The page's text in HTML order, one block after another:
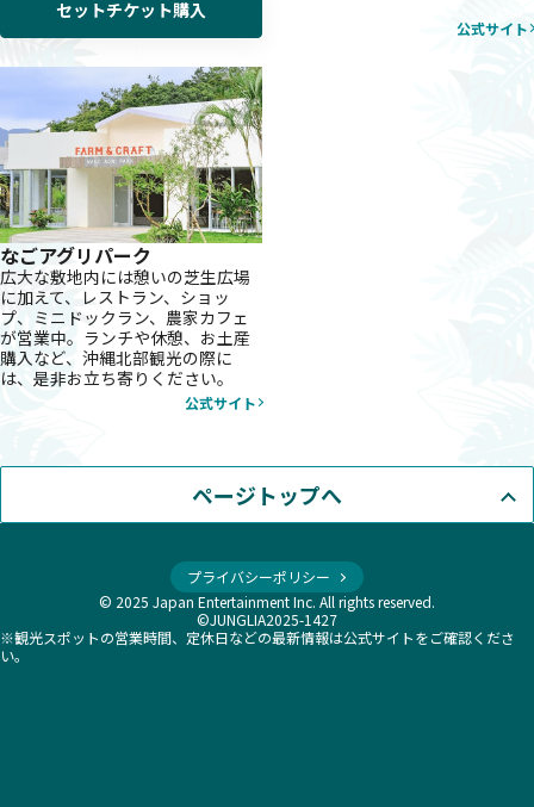
セットチケット購入
公式サイト
なごアグリパーク
広大な敷地内には憩いの芝生広場
に加えて、レストラン、ショッ
プ、ミニドックラン、農家カフェ
が営業中。ランチや休憩、お土産
購入など、沖縄北部観光の際に
は、是非お立ち寄りください。
公式サイト
ページトップへ
プライバシーポリシー
© 2025 Japan Entertainment Inc. All rights reserved.
©JUNGLIA2025-1427
※観光スポットの営業時間、定休日などの最新情報は公式サイトをご確認くださ
い。